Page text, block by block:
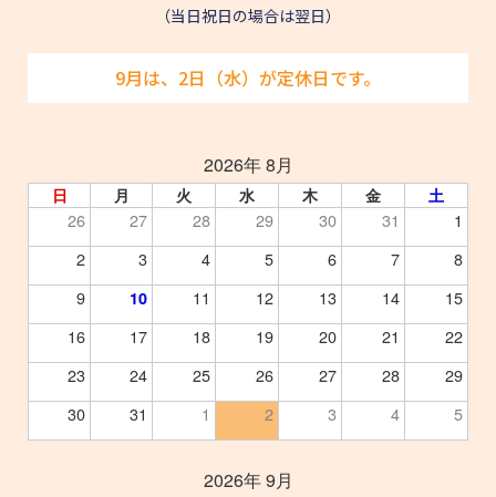
（当日祝日の場合は翌日）
9月は、2日（水）が定休日です。
2026年 8月
日 月 火 水 木 金 土
26 27 28 29 30 31
1
2
3 4 5 6 7
8
9
10 11 12 13 14
15
16
17 18 19 20 21
22
23
24 25 26 27 28
29
30
31 1 2 3 4 5
2026年 9月